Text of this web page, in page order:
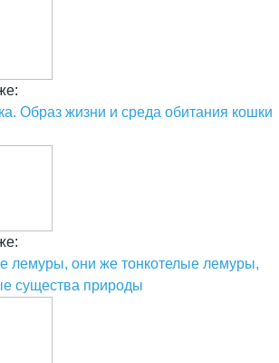
Образ жизни и среда обитания кошки
лемуры, они же тонкотелые лемуры,
существа природы